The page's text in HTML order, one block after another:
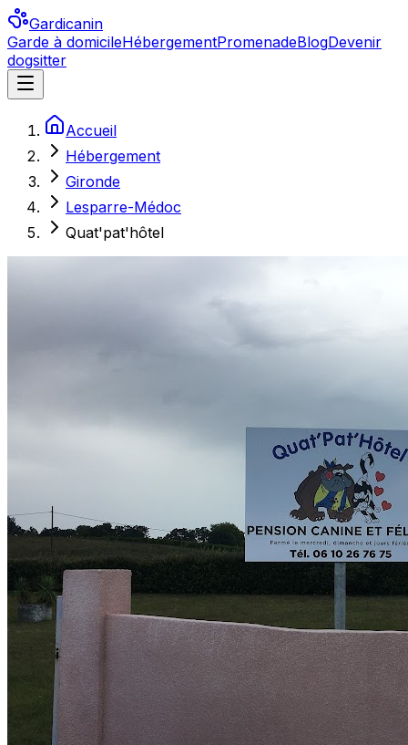
Gardicanin
Garde à domicileHébergementPromenadeBlogDevenir
dogsitter
Accueil
Hébergement
Gironde
Lesparre-Médoc
Quat'pat'hôtel